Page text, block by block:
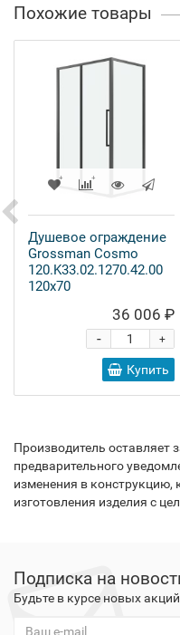
Похожие товары
Душевое ограждение
Grossman Cosmo
120.K33.02.1270.42.00
120x70
36 006 ₽
+
-
Купить
Производитель оставляет
предварительного
изменения в конструкцию,
изготовления изделия с
Подписка на
Будьте в курсе новых